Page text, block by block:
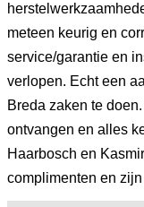
meteen keurig en
service/garantie en
verlopen. Echt een
Breda zaken te
ontvangen en alles
Haarbosch en
complimenten en